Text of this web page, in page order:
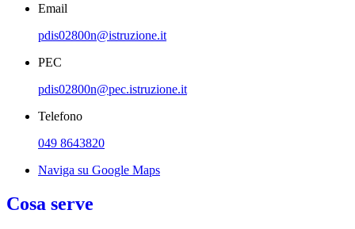
Email
pdis02800n@istruzione.it
PEC
pdis02800n@pec.istruzione.it
Telefono
049 8643820
Naviga su Google Maps
Cosa serve